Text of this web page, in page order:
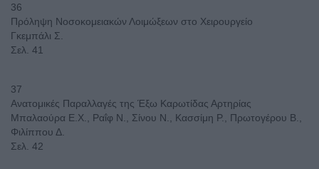
36
Πρόληψη Νοσοκομειακών Λοιμώξεων στο Χειρουργείο
Γκεμπάλι Σ.
Σελ. 41
37
Ανατομικές Παραλλαγές της Έξω Καρωτίδας Αρτηρίας
Μπαλαούρα Ε.Χ., Ραΐφ Ν., Σίνου Ν., Κασσίμη Ρ., Πρωτογέρου Β.,
Φιλίππου Δ.
Σελ. 42